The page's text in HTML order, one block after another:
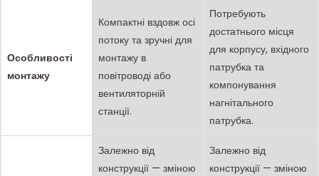
Особливості
монтажу
Компактні вздовж осі
потоку та зручні для
монтажу в
повітроводі або
вентиляторній
станції.
Потребують
достатнього місця
для корпусу, вхідного
патрубка та
компонування
нагнітального
патрубка.
Залежно від
конструкції — зміною
Залежно від
конструкції — зміною